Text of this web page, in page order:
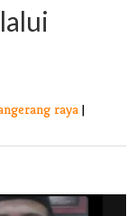
raya |